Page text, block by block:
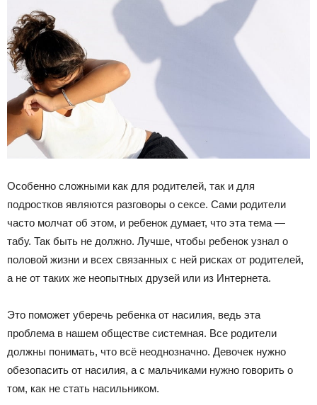
Особенно сложными как для родителей, так и для
подростков являются разговоры о сексе. Сами родители
часто молчат об этом, и ребенок думает, что эта тема —
табу. Так быть не должно. Лучше, чтобы ребенок узнал о
половой жизни и всех связанных с ней рисках от родителей,
а не от таких же неопытных друзей или из Интернета.
Это поможет уберечь ребенка от насилия, ведь эта
проблема в нашем обществе системная. Все родители
должны понимать, что всё неоднозначно. Девочек нужно
обезопасить от насилия, а с мальчиками нужно говорить о
том, как не стать насильником.